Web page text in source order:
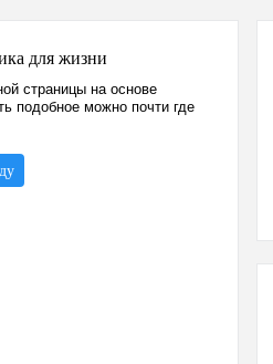
для жизни
страницы на основе
подобное можно почти где